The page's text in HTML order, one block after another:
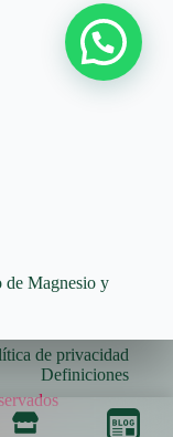
de Magnesio y
de privacidad
Definiciones